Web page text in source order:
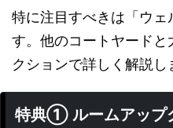
特に注目すべきは「ウ
す。他のコートヤード
クションで詳しく解説し
特典① ルームアップ